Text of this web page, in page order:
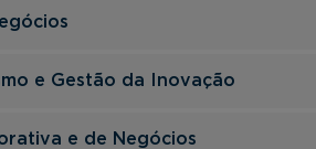
e Gestão da Inovação
e de Negócios